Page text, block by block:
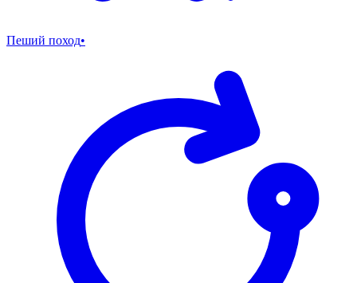
Пеший поход•